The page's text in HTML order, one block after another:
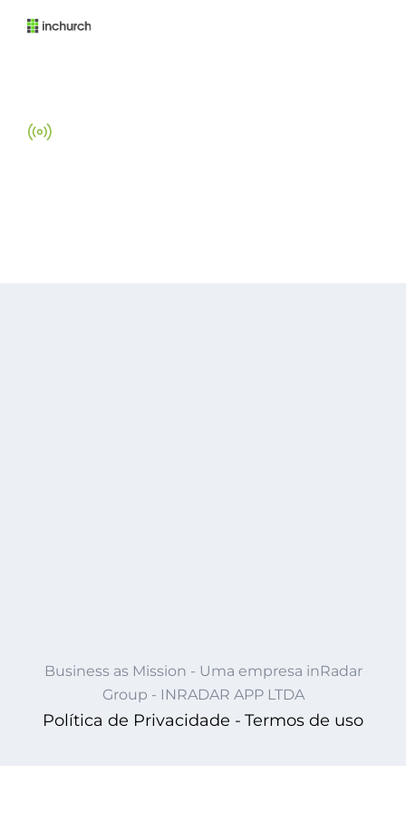
Business as Mission - Uma empresa inRadar
Group - INRADAR APP LTDA
Política de Privacidade - Termos de uso